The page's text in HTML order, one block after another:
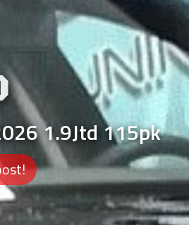
1.9Jtd 115pk